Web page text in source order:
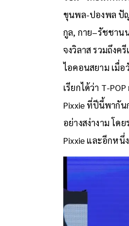
ขุนพล-ปองพล ปั
กูล, กาย–รัชชาน
จงวิลาส รวมถึงค
ไอคอนสยาม เมื่
เรียกได้ว่า T-
Pixxie ที่ปีนี้พากัน
อย่างสง่างาม โด
Pixxie และอีกหนึ่